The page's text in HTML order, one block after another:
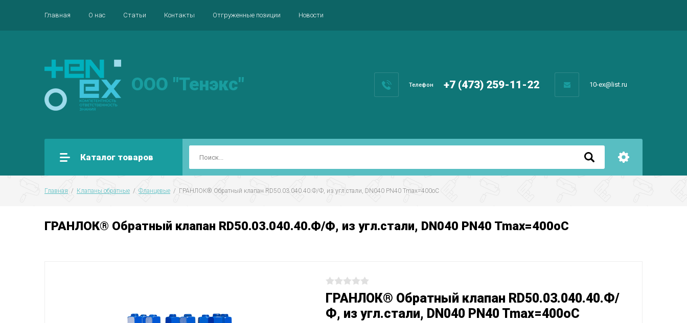
Главная О нас Статьи Контакты Отгруженные позиции Новости
ООО "Тенэкс" Телефон +7 (473) 259-11-22 10-ex@list.ru
Каталог товаров
Главная
  /
Клапаны обратные
  /
Фланцевые
  /  ГРАНЛОК® Обратный клапан RD50.03.040.40.Ф/Ф, из угл.стали, DN040 PN40 Tmax=400oC
ГРАНЛОК® Обратный клапан RD50.03.040.40.Ф/Ф, из угл.стали, DN040 PN40 Tmax=400oC
ГРАНЛОК® Обратный клапан RD50.03.040.40.Ф/
Ф, из угл.стали, DN040 PN40 Tmax=400oC